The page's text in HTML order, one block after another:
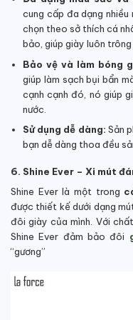
cung cấp đa dạng
chọn theo sở thích cá
bảo, giúp giày luôn trông
Bảo vệ và làm bóng
giúp làm sạch bụi bẩn
cạnh cạnh đó, nó giúp
nước.
Sử dụng dễ dàng: Sản
bạn dễ dàng thoa đều
6. Shine Ever – Xi mút
Shine Ever là một trong
được thiết kế dưới dạng
đôi giày của mình. Với
Shine Ever đảm bảo đôi
“gương”